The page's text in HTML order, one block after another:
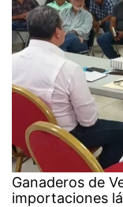
Ganaderos de
importaciones